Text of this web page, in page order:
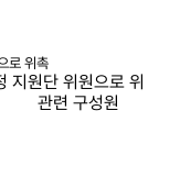
로 위촉
지원단 위원으로 위
관련 구성원